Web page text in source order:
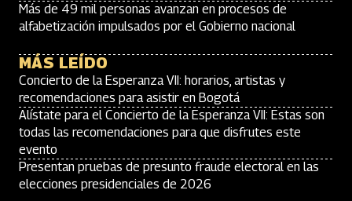
Más de 49 mil personas avanzan en procesos de
alfabetización impulsados por el Gobierno nacional
MÁS LEÍDO
Concierto de la Esperanza VII: horarios, artistas y
recomendaciones para asistir en Bogotá
Alístate para el Concierto de la Esperanza VII: Estas son
todas las recomendaciones para que disfrutes este
evento
Presentan pruebas de presunto fraude electoral en las
elecciones presidenciales de 2026